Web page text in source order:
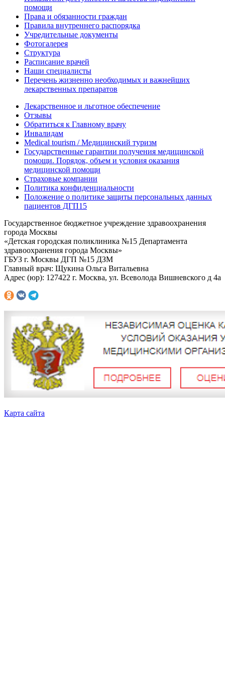
помощи
Права и обязанности граждан
Правила внутреннего распорядка
Учредительные документы
Фотогалерея
Структура
Расписание врачей
Наши специалисты
Перечень жизненно необходимых и важнейших
лекарственных препаратов
Лекарственное и льготное обеспечение
Отзывы
Обратиться к Главному врачу
Инвалидам
Medical tourism / Медицинский туризм
Государственные гарантии получения медицинской
помощи. Порядок, объем и условия оказания
медицинской помощи
Страховые компании
Политика конфиденциальности
Положение о политике защиты персональных данных
пациентов ДГП15
Государственное бюджетное учреждение здравоохранения
города Москвы
«Детская городская поликлиника №15 Департамента
здравоохранения города Москвы»
ГБУЗ г. Москвы ДГП №15 ДЗМ
Главный врач: Щукина Ольга Витальевна
Адрес (юр): 127422 г. Москва, ул. Всеволода Вишневского д 4а
Карта сайта